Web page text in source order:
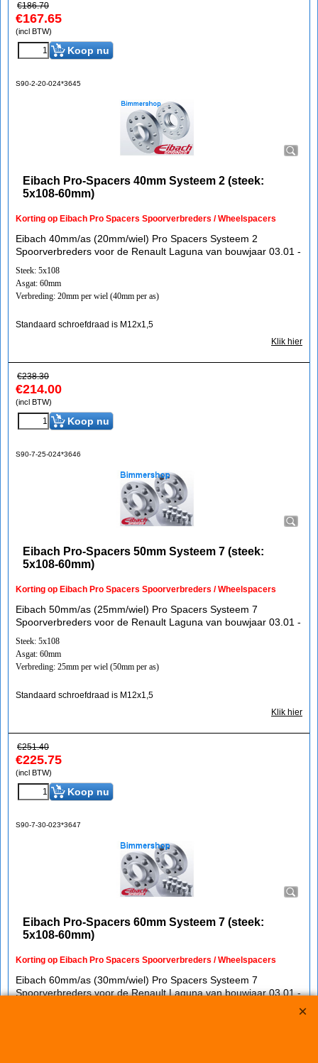
€186.70
€167.65
(incl BTW)
Koop nu
S90-2-20-024*3645
Eibach Pro-Spacers 40mm Systeem 2 (steek:
5x108-60mm)
Korting op Eibach Pro Spacers Spoorverbreders / Wheelspacers
Eibach 40mm/as (20mm/wiel) Pro Spacers Systeem 2
Spoorverbreders voor de Renault Laguna van bouwjaar 03.01 -
Steek: 5x108
Asgat: 60mm
Verbreding: 20mm per wiel (40mm per as)
Standaard schroefdraad is M12x1,5
Klik hier
€238.30
€214.00
(incl BTW)
Koop nu
S90-7-25-024*3646
Eibach Pro-Spacers 50mm Systeem 7 (steek:
5x108-60mm)
Korting op Eibach Pro Spacers Spoorverbreders / Wheelspacers
Eibach 50mm/as (25mm/wiel) Pro Spacers Systeem 7
Spoorverbreders voor de Renault Laguna van bouwjaar 03.01 -
Steek: 5x108
Asgat: 60mm
Verbreding: 25mm per wiel (50mm per as)
Standaard schroefdraad is M12x1,5
Klik hier
€251.40
€225.75
(incl BTW)
Koop nu
S90-7-30-023*3647
Eibach Pro-Spacers 60mm Systeem 7 (steek:
5x108-60mm)
Korting op Eibach Pro Spacers Spoorverbreders / Wheelspacers
Eibach 60mm/as (30mm/wiel) Pro Spacers Systeem 7
Spoorverbreders voor de Renault Laguna van bouwjaar 03.01 -